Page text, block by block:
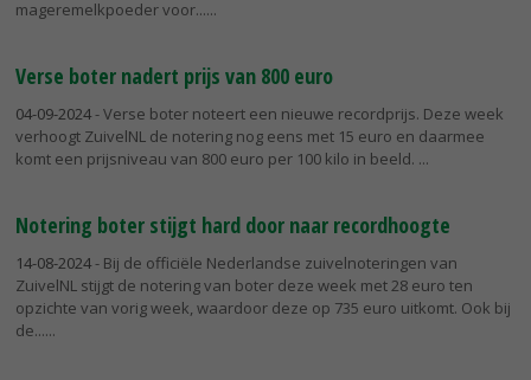
mageremelkpoeder voor...
Verse boter nadert prijs van 800 euro
04-09-2024- Verse boter noteert een nieuwe recordprijs. Deze week
verhoogt ZuivelNL de notering nog eens met 15 euro en daarmee
komt een prijsniveau van 800 euro per 100 kilo in beeld.
Notering boter stijgt hard door naar recordhoogte
14-08-2024- Bij de officiële Nederlandse zuivelnoteringen van
ZuivelNL stijgt de notering van boter deze week met 28 euro ten
opzichte van vorig week, waardoor deze op 735 euro uitkomt. Ook bij
de...